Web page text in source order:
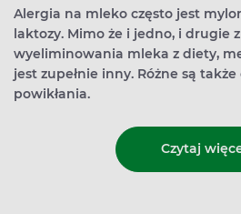
Alergia na mleko często jest
laktozy. Mimo że i jedno, i drugie
wyeliminowania mleka z diety,
jest zupełnie inny. Różne są
powikłania.
Czytaj